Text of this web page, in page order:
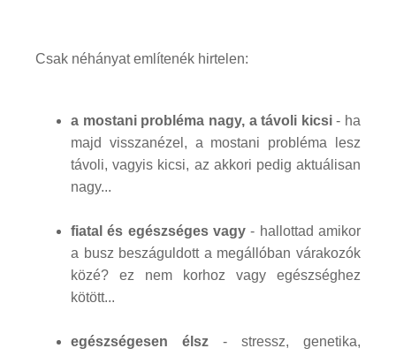
Csak néhányat említenék hirtelen:
a mostani probléma nagy, a távoli kicsi- ha
majd visszanézel, a mostani probléma lesz
távoli, vagyis kicsi, az akkori pedig aktuálisan
nagy...
fiatal és egészséges vagy - hallottad amikor
a busz beszáguldott a megállóban várakozók
közé? ez nem korhoz vagy egészséghez
kötött...
egészségesen élsz - stressz, genetika,